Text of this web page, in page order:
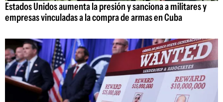
Estados Unidos aumenta la presión y sanciona a militares y
empresas vinculadas a la compra de armas en Cuba